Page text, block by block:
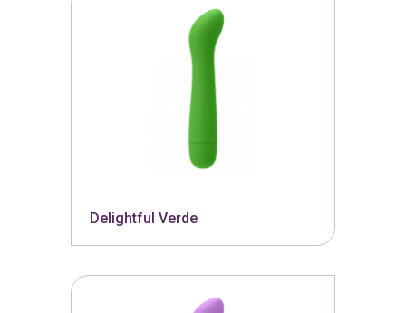
Delightful Verde